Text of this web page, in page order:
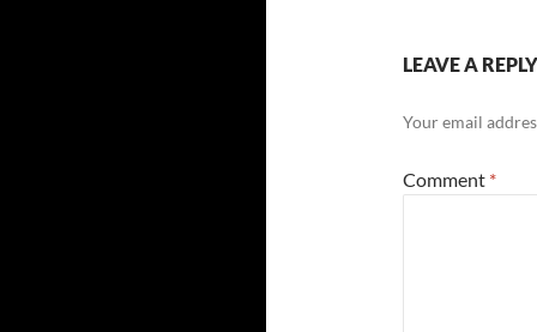
LEAVE A REPLY
Your email
Comment *